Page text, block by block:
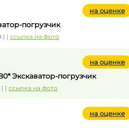
на оценке
погрузчик
| | ссылка на фото
на оценке
Экскаватор-погрузчик
| ссылка на фото
на оценке